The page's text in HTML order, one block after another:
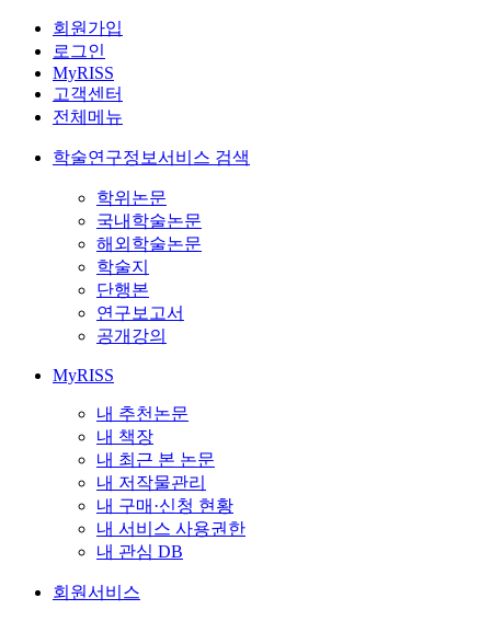
회원가입
로그인
MyRISS
고객센터
전체메뉴
학술연구정보서비스 검색
학위논문
국내학술논문
해외학술논문
학술지
단행본
연구보고서
공개강의
MyRISS
내 추천논문
내 책장
내 최근 본 논문
내 저작물관리
내 구매·신청 현황
내 서비스 사용권한
내 관심 DB
회원서비스